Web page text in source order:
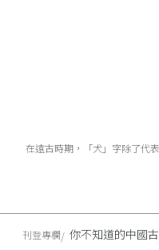
在遠古時期，「犬」字除了代
刊登專欄 你不知道的中國